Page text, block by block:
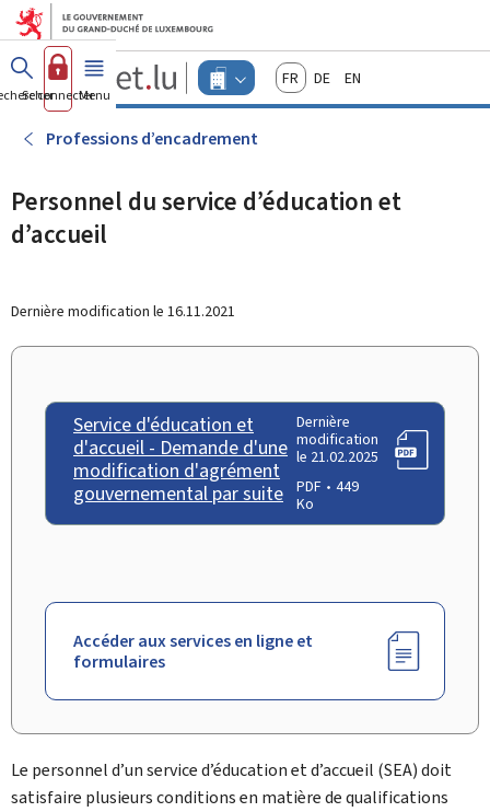
Aller au menu principal
Aller au contenu
Guichet.lu
Changer
d'espace
Menu
actif
FrançaisDeutschEnglish
Se connecterMenu principal
Professions d’encadrement
Personnel du service d’éducation et
d’accueil
Dernière modification le 16.11.2021
Service d'éducation et
d'accueil - Demande d'une
modification d'agrément
gouvernemental par suite
Dernière
modification
le 21.02.2025
PDF
449
Ko
Accéder aux services en ligne et
formulaires
Le personnel d’un service d’éducation et d’accueil (SEA) doit
satisfaire plusieurs conditions en matière de qualifications